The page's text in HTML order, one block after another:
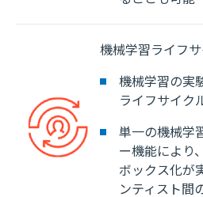
機械学習ライフ
機械学習の実
ライフサイク
単一の機械学
ー機能により
ボックス化が
ンティスト間